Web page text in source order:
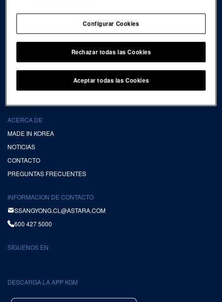
ACCESORIOS
AGENDAR MANTENCIÓN
CAMPAÑAS DE PREVENCIÓN
ACERCA DE
MADE IN KOREA
NOTICIAS
CONTACTO
PREGUNTAS FRECUENTES
INFORMACION DE CONTACTO
SSANGYONG.CL@ASTARA.COM
600 427 5000
SÍGUENOS EN
DESCARGA LA APP KGM
Configurar Cookies
Rechazar todas las Cookies
Aceptar todas las Cookies